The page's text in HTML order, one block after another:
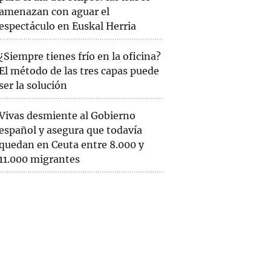
con aguar el
en Euskal Herria
tienes frío en la oficina?
método de las tres capas puede
la solución
desmiente al Gobierno
y asegura que todavía
en Ceuta entre 8.000 y
migrantes